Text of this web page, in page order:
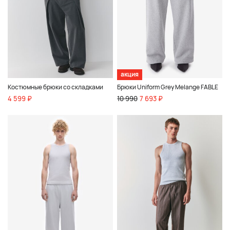
Костюмные брюки со складками
4 599 ₽
акция
Брюки Uniform Grey Melange FABLE
10 990 7 693 ₽